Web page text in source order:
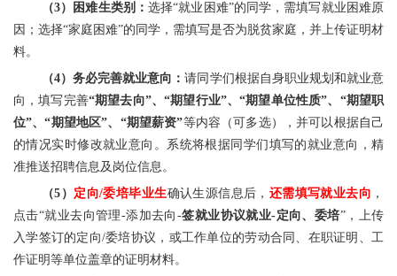
（3）困难生类别： 选择“就业困难”的同学，需填写就业困难原
因；选择“家庭困难”的同学，需填写是否为脱贫家庭，并上传证明材
料。
（4）务必完善就业意向：请同学们根据自身职业规划和就业意
向，填写完善“期望去向”、“期望行业”、“期望单位性质”、“期望职
位”、“期望地区”、“期望薪资”等内容（可多选），并可以根据自己
的情况实时修改就业意向。系统将根据同学们填写的就业意向，精
准推送招聘信息及岗位信息。
（5） 定向/委培毕业生确认生源信息后， 还需填写就业去向 ，
点击“就业去向管理-添加去向-签就业协议就业-定向、委培”，上传
入学签订的定向/委培协议，或工作单位的劳动合同、在职证明、工
作证明等单位盖章的证明材料。